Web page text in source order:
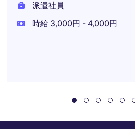
派遣社員
時給 3,000円 - 4,000円